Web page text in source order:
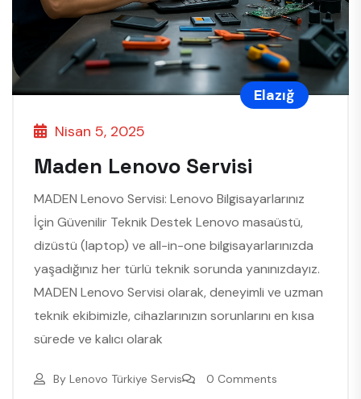
Elazığ
Nisan 5, 2025
Maden Lenovo Servisi
MADEN Lenovo Servisi: Lenovo Bilgisayarlarınız
İçin Güvenilir Teknik Destek Lenovo masaüstü,
dizüstü (laptop) ve all-in-one bilgisayarlarınızda
yaşadığınız her türlü teknik sorunda yanınızdayız.
MADEN Lenovo Servisi olarak, deneyimli ve uzman
teknik ekibimizle, cihazlarınızın sorunlarını en kısa
sürede ve kalıcı olarak
By Lenovo Türkiye Servis 0 Comments